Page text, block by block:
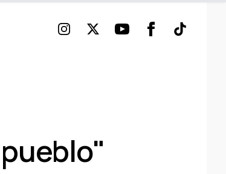
InstagramTwitterYoutubeFacebook
TikTok